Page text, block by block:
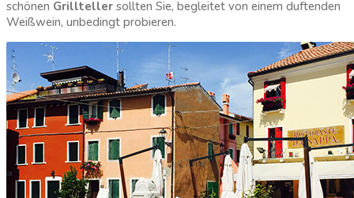
schönen Grillteller sollten Sie, begleitet von einem duftenden
Weißwein, unbedingt probieren.